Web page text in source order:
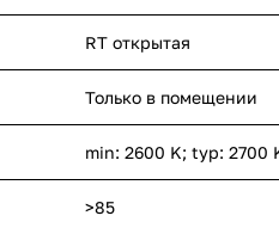
RT открытая
Только в помещении
min: 2600 K; typ: 2700
>85